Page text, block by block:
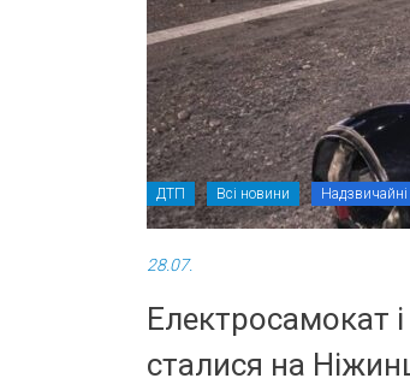
ДТП Всі новини Надзвичайні
28.07.
Електросамокат і
сталися на